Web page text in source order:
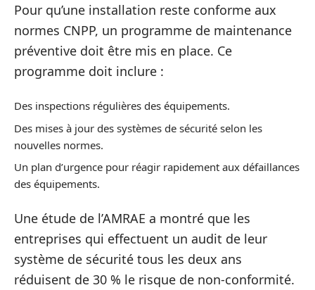
Pour qu’une installation reste conforme aux
normes CNPP, un programme de maintenance
préventive doit être mis en place. Ce
programme doit inclure :
Des inspections régulières des équipements.
Des mises à jour des systèmes de sécurité selon les
nouvelles normes.
Un plan d’urgence pour réagir rapidement aux défaillances
des équipements.
Une étude de l’AMRAE a montré que les
entreprises qui effectuent un audit de leur
système de sécurité tous les deux ans
réduisent de 30 % le risque de non-conformité.